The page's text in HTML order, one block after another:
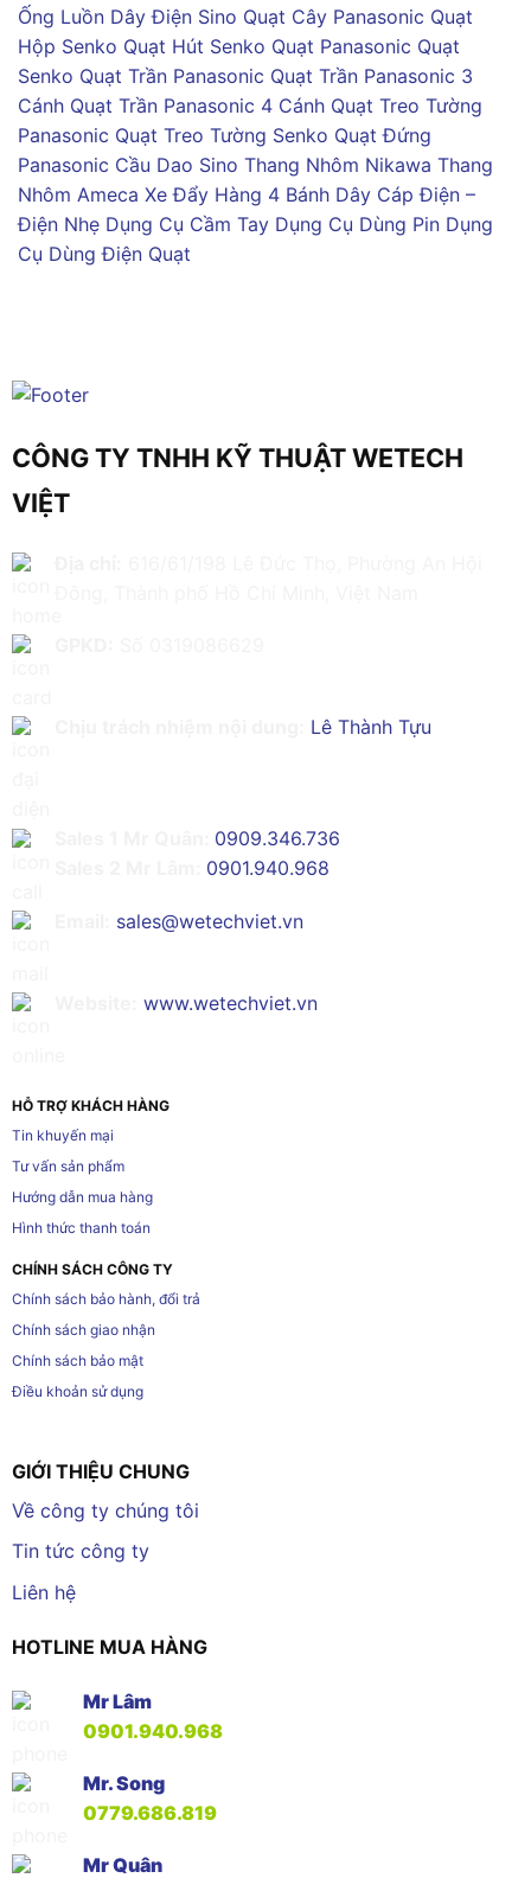
Ống Luồn Dây Điện Sino Quạt Cây Panasonic Quạt
Hộp Senko Quạt Hút Senko Quạt Panasonic Quạt
Senko Quạt Trần Panasonic Quạt Trần Panasonic 3
Cánh Quạt Trần Panasonic 4 Cánh Quạt Treo Tường
Panasonic Quạt Treo Tường Senko Quạt Đứng
Panasonic Cầu Dao Sino Thang Nhôm Nikawa Thang
Nhôm Ameca Xe Đẩy Hàng 4 Bánh Dây Cáp Điện –
Điện Nhẹ Dụng Cụ Cầm Tay Dụng Cụ Dùng Pin Dụng
Cụ Dùng Điện Quạt
CÔNG TY TNHH KỸ THUẬT WETECH
VIỆT
Lê Thành Tựu
0909.346.736
0901.940.968
sales@wetechviet.vn
www.wetechviet.vn
HỖ TRỢ KHÁCH HÀNG
Tin khuyến mại
Tư vấn sản phẩm
Hướng dẫn mua hàng
Hình thức thanh toán
CHÍNH SÁCH CÔNG TY
Chính sách bảo hành, đổi trả
Chính sách giao nhận
Chính sách bảo mật
Điều khoản sử dụng
GIỚI THIỆU CHUNG
Về công ty chúng tôi
Tin tức công ty
Liên hệ
HOTLINE MUA HÀNG
Mr Lâm
0901.940.968
Mr. Song
0779.686.819
Mr Quân